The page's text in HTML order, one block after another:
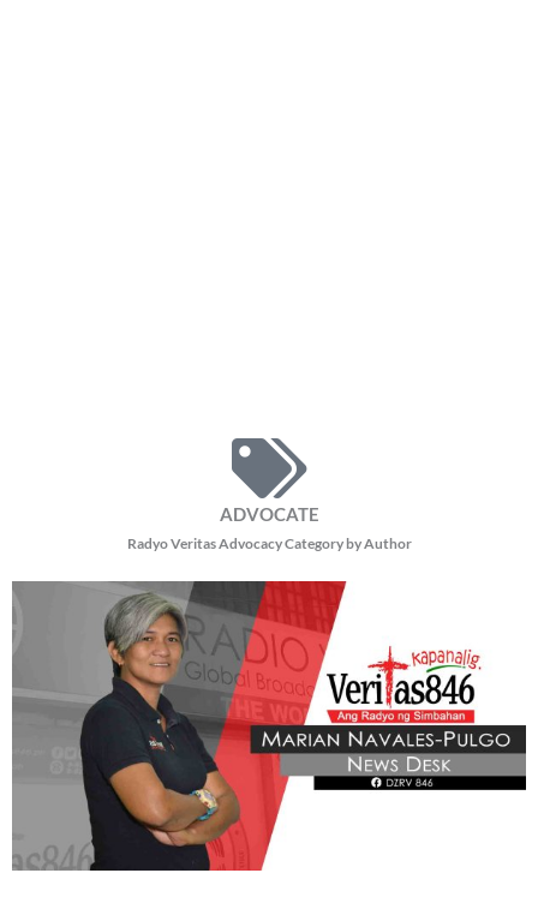
ADVOCATE
Radyo Veritas Advocacy Category by Author